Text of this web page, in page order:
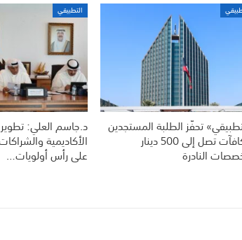
تحفّز الطلبة المستجدين
بمكافآت تصل إلى 500 دينار
النادرة
التطبيقي
د.جاسم العلي: تطوير
الأكاديمية
على رأس أولويات…